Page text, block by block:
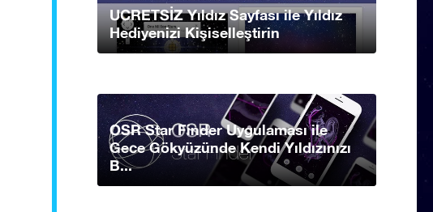
UCRETSİZ Yıldız Sayfası ile Yıldız
Hediyenizi Kişiselleştirin
OSR Star Finder Uygulaması ile
Gece Gökyüzünde Kendi Yıldızınızı
B...